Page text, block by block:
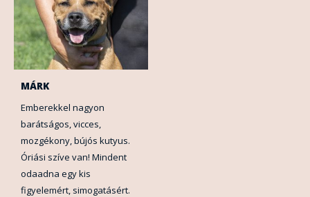
MÁRK
Emberekkel nagyon
barátságos, vicces,
mozgékony, bújós kutyus.
Óriási szíve van! Mindent
odaadna egy kis
figyelemért, simogatásért.